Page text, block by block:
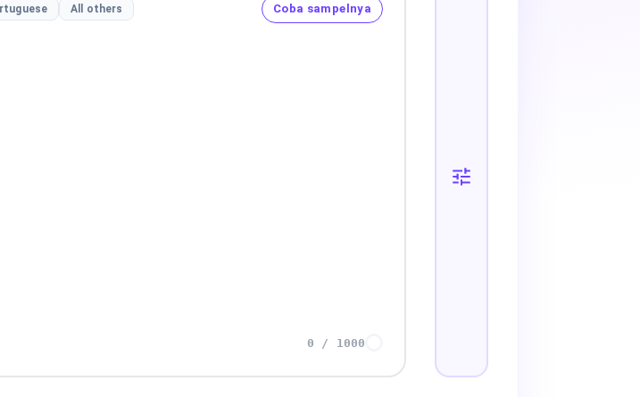
All others Coba sampelnya
0 / 1000